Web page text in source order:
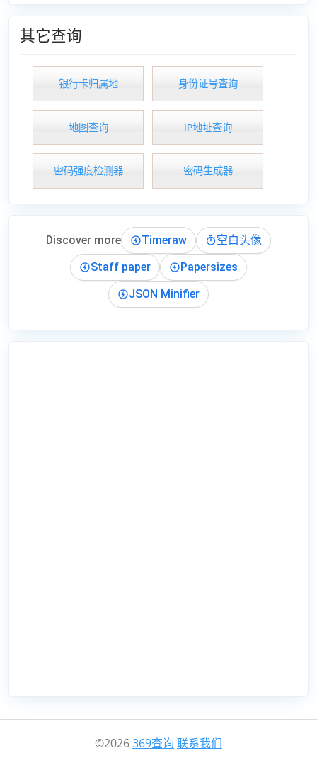
其它查询
银行卡归属地 身份证号查询
地图查询 IP地址查询
密码强度检测器 密码生成器
Discover more Timeraw
空白头像
Staff paper
Papersizes
JSON Minifier
©2026369查询 联系我们